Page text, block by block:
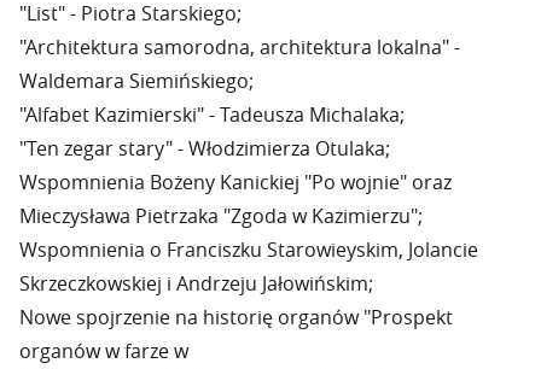
"List" - Piotra Starskiego;
"Architektura samorodna, architektura lokalna" -
Waldemara Siemińskiego;
"Alfabet Kazimierski" - Tadeusza Michalaka;
"Ten zegar stary" - Włodzimierza Otulaka;
Wspomnienia Bożeny Kanickiej "Po wojnie" oraz
Mieczysława Pietrzaka "Zgoda w Kazimierzu";
Wspomnienia o Franciszku Starowieyskim, Jolancie
Skrzeczkowskiej i Andrzeju Jałowińskim;
Nowe spojrzenie na historię organów "Prospekt
organów w farze w